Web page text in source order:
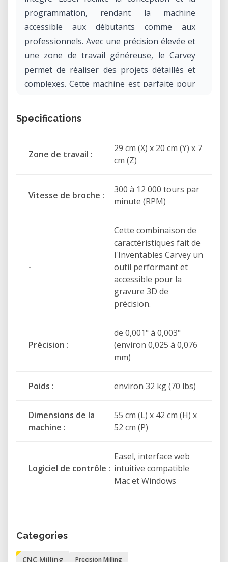
programmation, rendant la machine
accessible aux débutants comme aux
professionnels. Avec une précision élevée et
une zone de travail généreuse, le Carvey
permet de réaliser des projets détaillés et
complexes. Cette machine est parfaite pour
et simplicité d'utilisation.
Specifications
Zone de travail :
29 cm (X) x 20 cm (Y) x 7
cm (Z)
Vitesse de broche :
300 à 12 000 tours par
minute (RPM)
-
Cette combinaison de
caractéristiques fait de
l'Inventables Carvey un
outil performant et
accessible pour la
gravure 3D de
précision.
Précision :
de 0,001" à 0,003"
(environ 0,025 à 0,076
mm)
Poids : environ 32 kg (70 lbs)
Dimensions de la
machine :
55 cm (L) x 42 cm (H) x
52 cm (P)
Logiciel de contrôle :
Easel, interface web
intuitive compatible
Mac et Windows
Categories
CNC Milling Precision Milling